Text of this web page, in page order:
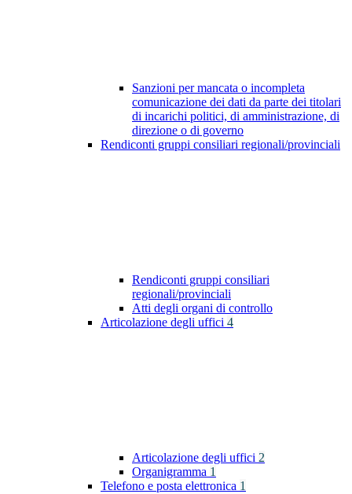
Sanzioni per mancata o incompleta
comunicazione dei dati da parte dei titolari
di incarichi politici, di amministrazione, di
direzione o di governo
Rendiconti gruppi consiliari regionali/provinciali
Rendiconti gruppi consiliari
regionali/provinciali
Atti degli organi di controllo
Articolazione degli uffici 4
Articolazione degli uffici 2
Organigramma 1
Telefono e posta elettronica 1